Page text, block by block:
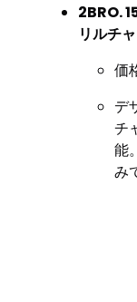
2BRO.
リルチ
価
デ
チ
能
み